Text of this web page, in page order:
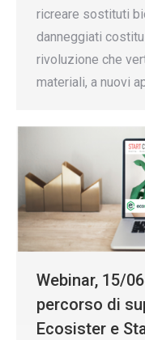
ricreare sostituti
danneggiati
rivoluzione che
materiali, a nuovi
Webinar, 15/
percorso di
Ecosister e